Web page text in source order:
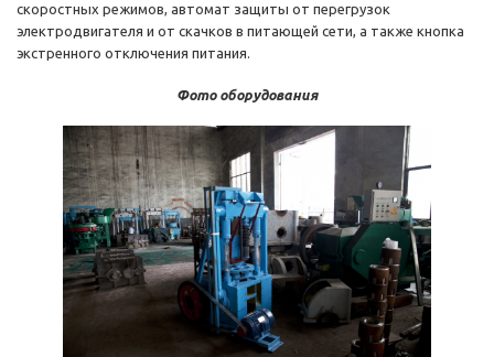
скоростных режимов, автомат защиты от перегрузок
электродвигателя и от скачков в питающей сети, а также кнопка
экстренного отключения питания.
Фото оборудования